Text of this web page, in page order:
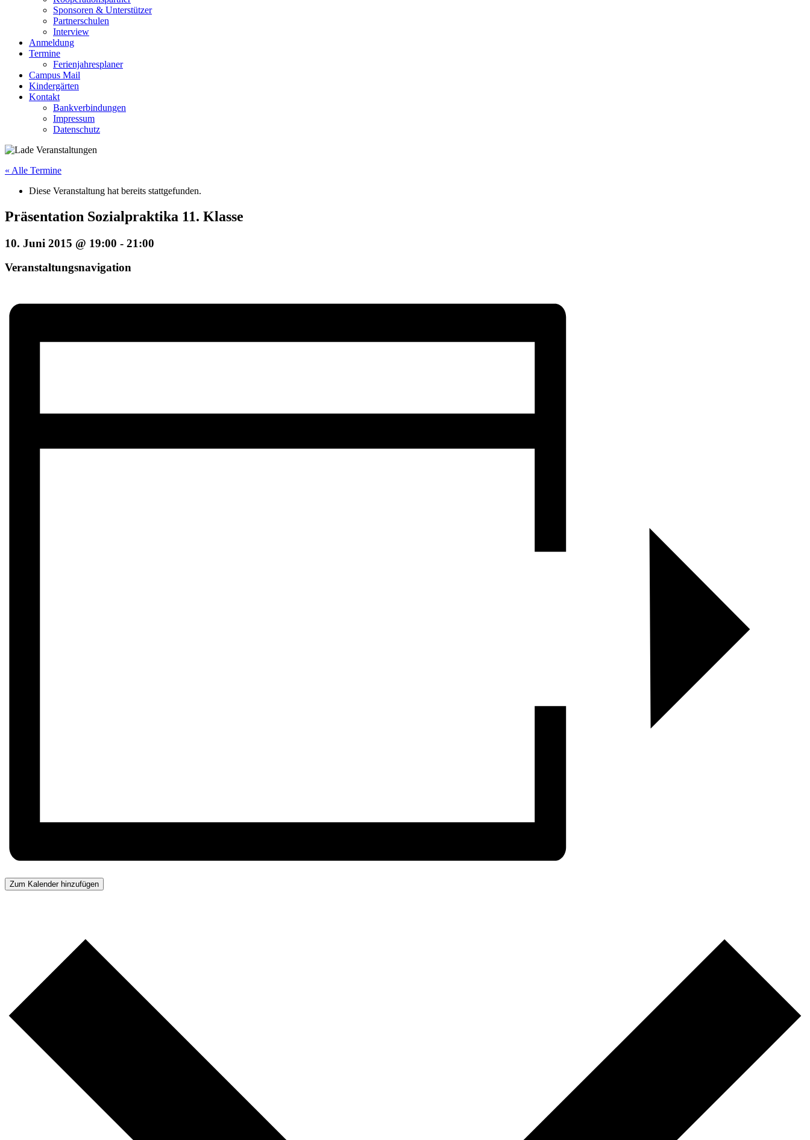
Sponsoren & Unterstützer
Partnerschulen
Interview
Anmeldung
Termine
Ferienjahresplaner
Campus Mail
Kindergärten
Kontakt
Bankverbindungen
Impressum
Datenschutz
« Alle Termine
Diese Veranstaltung hat bereits stattgefunden.
Präsentation Sozialpraktika 11. Klasse
10. Juni 2015 @ 19:00 - 21:00
Veranstaltungsnavigation
Zum Kalender hinzufügen